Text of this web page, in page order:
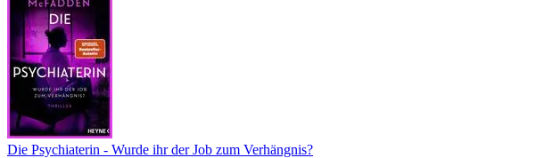
Die Psychiaterin - Wurde ihr der Job zum Verhängnis?